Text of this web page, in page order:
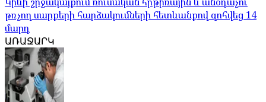
թռչող սարքերի հարձակումների հետևանքով զոհվեց 14
մարդ
ԱՌԱՋԱՐԿ